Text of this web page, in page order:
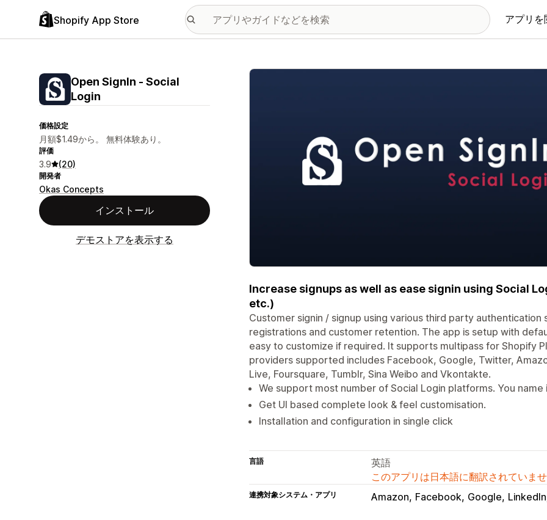
Shopify App Store アプリを
Open SignIn ‑ Social
Login
価格設定
月額$1.49から。 無料体験あり。
評価
3.9 (20)
開発者
Okas Concepts
インストール
デモストアを表示する
特集の画像ギャラリー
Increase signups as well as ease signin using Social
etc.)
Customer signin / signup using various third party
registrations and customer retention. The app is setup with
easy to customize if required. It supports multipass for Shopify
providers supported includes Facebook, Google, Twitter,
Live, Foursquare, Tumblr, Sina Weibo and Vkontakte.
We support most number of Social Login platforms. You name
Get UI based complete look & feel customisation.
Installation and configuration in single click
言語
英語
このアプリは日本語に翻訳されていま
連携対象システム・アプリ Amazon Facebook Google LinkedIn